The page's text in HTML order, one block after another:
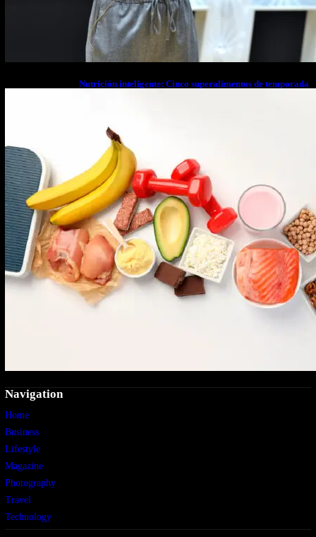
Nutrición inteligente: Cinco superalimentos de temporada
Navigation
Home
Business
Lifestyle
Magazine
Photography
Travel
Technology